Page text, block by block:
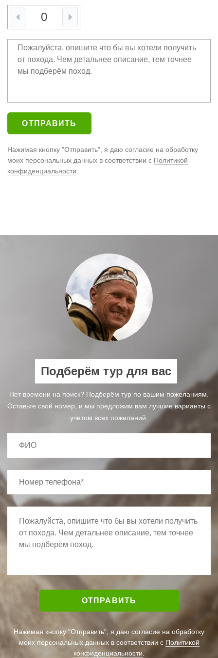
Нажимая кнопку "Отправить", я даю согласие на обработку
моих персональных данных в соответствии с Политикой
конфиденциальности
Подберём тур для вас
Нет времени на поиск? Подберём тур по вашим пожеланиям.
Оставьте свой номер, и мы предложим вам лучшие варианты с
учетом всех пожеланий.
Нажимая кнопку "Отправить", я даю согласие на обработку
моих персональных данных в соответствии с Политикой
конфиденциальности